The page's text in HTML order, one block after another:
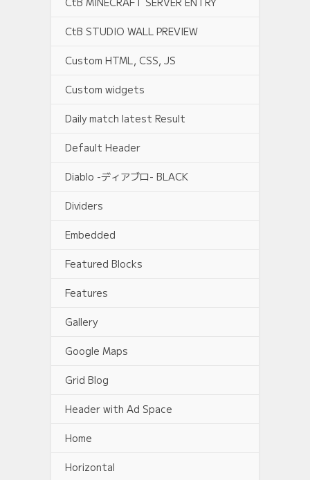
CtB STUDIO WALL PREVIEW
Custom HTML, CSS, JS
Custom widgets
Daily match latest Result
Default Header
Diablo -ディアブロ- BLACK
Dividers
Embedded
Featured Blocks
Features
Gallery
Google Maps
Grid Blog
Header with Ad Space
Home
Horizontal